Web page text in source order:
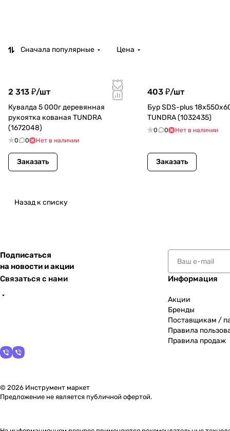
Сначала популярные Цена
2 313 ₽/шт
Кувалда 5 000г деревянная
рукоятка кованая TUNDRA
(1672048)
0 0 Нет в наличии
Заказать
403 ₽/шт
Бур SDS-plus
TUNDRA (1032435)
0 0 Нет в наличии
Заказать
Назад к списку
Подписаться
на новости и акции
Связаться с нами
Информация
Акции
Бренды
Поставщикам /
Правила
Правила продаж
© 2026 Инструмент маркет
Предложение не является публичной офертой.